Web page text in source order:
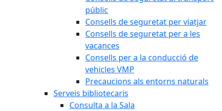
públic
Consells de seguretat per viatjar
Consells de seguretat per a les
vacances
Consells per a la conducció de
vehicles VMP
Precaucions als entorns naturals
Serveis bibliotecaris
Consulta a la Sala